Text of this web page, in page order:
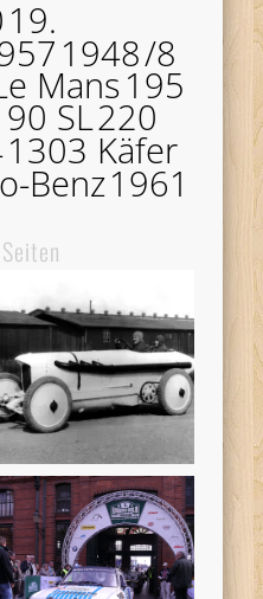
19.
1948/8
Mans195
SL220
1303 Käfer
Benz1961